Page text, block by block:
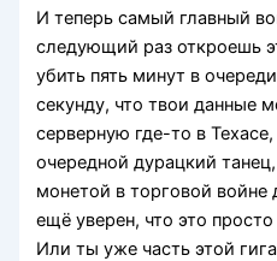
И теперь самый главный
следующий раз откроешь
убить пять минут в
секунду, что твои данные
серверную где-то в
очередной дурацкий
монетой в торговой войне
ещё уверен, что это
Или ты уже часть этой